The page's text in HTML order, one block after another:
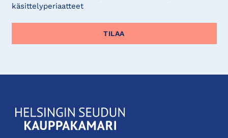
käsittelyperiaatteet
KauppakamariHelsingin
seudun